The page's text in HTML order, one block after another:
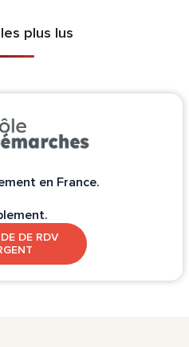
plus lus
en France.
DE RDV